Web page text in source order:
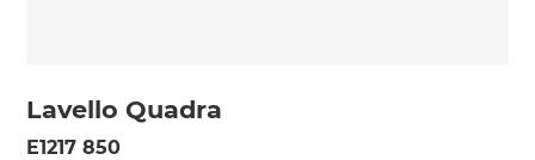
Lavello Quadra
E1217 850